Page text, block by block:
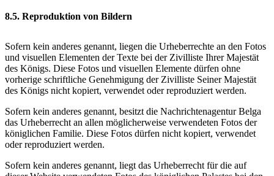
8.5. Reproduktion von Bildern
Sofern kein anderes genannt, liegen die Urheberrechte an den Fotos
und visuellen Elementen der Texte bei der Zivilliste Ihrer Majestät
des Königs. Diese Fotos und visuellen Elemente dürfen ohne
vorherige schriftliche Genehmigung der Zivilliste Seiner Majestät
des Königs nicht kopiert, verwendet oder reproduziert werden.
Sofern kein anderes genannt, besitzt die Nachrichtenagentur Belga
das Urheberrecht an allen möglicherweise verwendeten Fotos der
königlichen Familie. Diese Fotos dürfen nicht kopiert, verwendet
oder reproduziert werden.
Sofern kein anderes genannt, liegt das Urheberrecht für die auf